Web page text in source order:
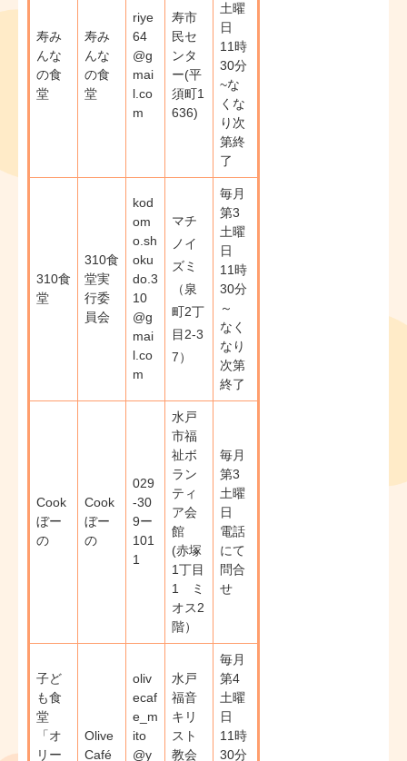
寿み
んな
の食
堂
寿み
んな
の食
堂
riye
64
@g
mai
l.co
m
寿市
民セ
ンタ
ー(平
須町1
636)
土曜
日
11時
30分
~な
くな
り次
第終
了
310食
堂
310食
堂実
行委
員会
kod
om
o.sh
oku
do.3
10
@g
mai
l.co
m
マチ
ノイ
ズミ
（泉
町2丁
目2-3
7）
毎月
第3
土曜
日
11時
30分
～
なく
なり
次第
終了
Cook
ぼー
の
Cook
ぼー
の
029
-30
9ー
101
1
水戸
市福
祉ボ
ラン
ティ
ア会
館
(赤塚
1丁目
1 ミ
オス2
階）
毎月
第3
土曜
日
電話
にて
問合
せ
子ど
も食
堂
「オ
リー
Olive
Café
oliv
ecaf
e_m
ito
@y
水戸
福音
キリ
スト
教会
毎月
第4
土曜
日
11時
30分